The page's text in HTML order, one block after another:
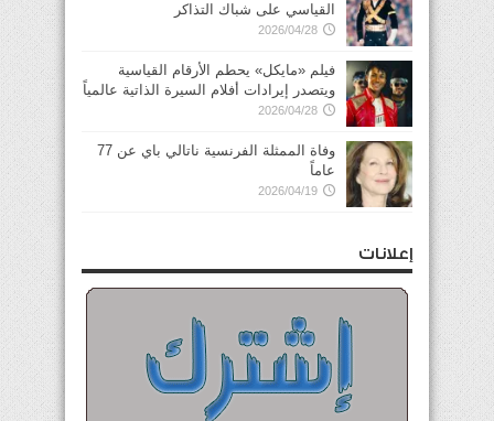
القياسي على شباك التذاكر
2026/04/28
فيلم «مايكل» يحطم الأرقام القياسية
ويتصدر إيرادات أفلام السيرة الذاتية عالمياً
2026/04/28
وفاة الممثلة الفرنسية ناتالي باي عن 77
عاماً
2026/04/19
إعلانات